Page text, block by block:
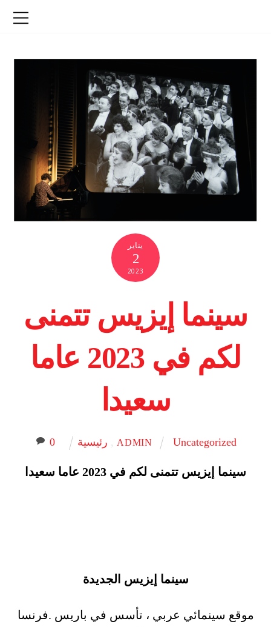
يناير
2
2023
سينما إيزيس تتمنى
لكم في 2023 عاما
سعيدا
ADMIN Uncategorized رئيسية 0
سينما إيزيس تتمنى لكم في 2023 عاما سعيدا
سينما إيزيس الجديدة
موقع سينمائي عربي ، تأسس في باريس .فرنسا